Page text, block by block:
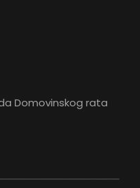
Domovinskog rata